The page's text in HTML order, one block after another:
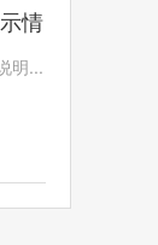
情
明...